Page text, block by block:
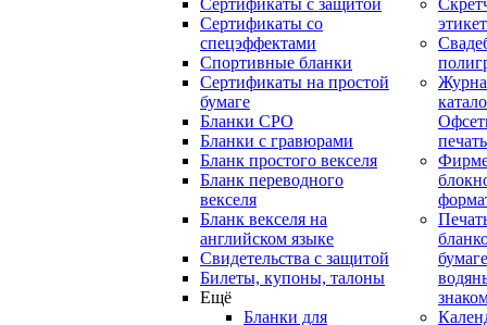
Сертификаты со
спецэффектами
Спортивные бланки
Cертификаты на простой
бумаге
Бланки СРО
Бланки с гравюрами
Бланк простого векселя
Бланк переводного
векселя
Бланк векселя на
английском языке
Свидетельства с защитой
Билеты, купоны, талоны
Ещё
Бланки для
печать